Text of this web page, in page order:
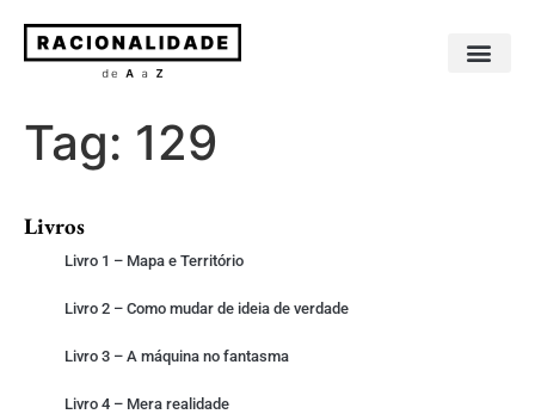
Tag: 129
Livros
Livro 1 – Mapa e Território
Livro 2 – Como mudar de ideia de verdade
Livro 3 – A máquina no fantasma
Livro 4 – Mera realidade